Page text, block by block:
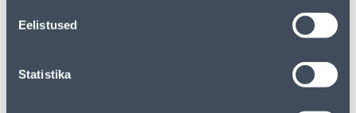
Eelistused
Statistika